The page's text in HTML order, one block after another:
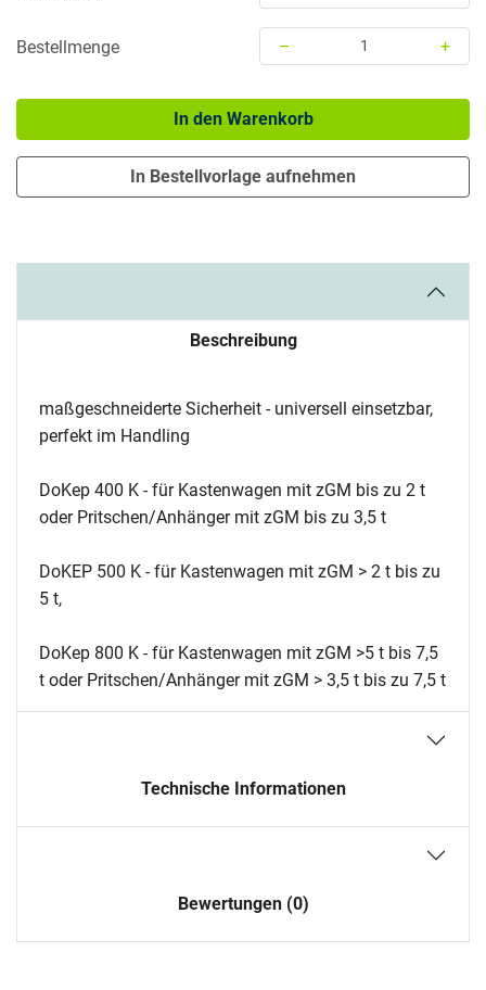
Bestellmenge –
+
In den Warenkorb
In Bestellvorlage aufnehmen
Beschreibung
maßgeschneiderte Sicherheit - universell einsetzbar,
perfekt im Handling
DoKep 400 K - für Kastenwagen mit zGM bis zu 2 t
oder Pritschen/Anhänger mit zGM bis zu 3,5 t
DoKEP 500 K - für Kastenwagen mit zGM > 2 t bis zu
5 t,
DoKep 800 K - für Kastenwagen mit zGM >5 t bis 7,5
t oder Pritschen/Anhänger mit zGM > 3,5 t bis zu 7,5 t
Technische Informationen
Bewertungen (0)